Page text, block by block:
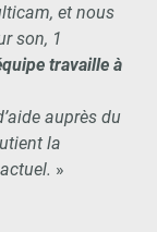
et nous
son, 1
travaille à
auprès du
la
»